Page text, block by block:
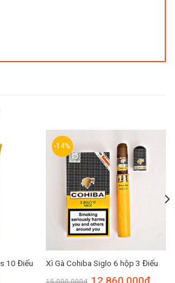
10 Điếu
-14%
Xì Gà Cohiba Siglo 6 hộp 3 Điếu
12.860.000₫